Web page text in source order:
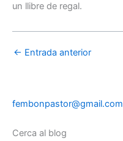
un llibre de regal.
← Entrada anterior
fembonpastor@gmail.com
Cerca al blog